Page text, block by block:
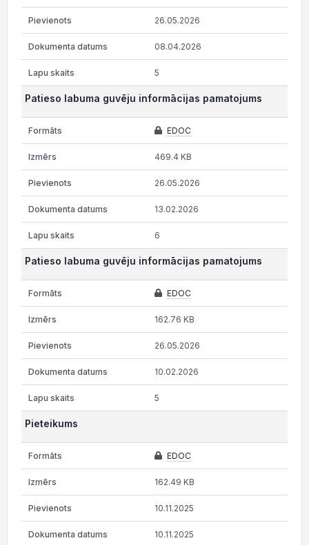
26.05.2026
08.04.2026
5
Patieso labuma guvēju informācijas pamatojums
EDOC
469.4 KB
26.05.2026
13.02.2026
6
Patieso labuma guvēju informācijas pamatojums
EDOC
162.76 KB
26.05.2026
10.02.2026
5
Pieteikums
EDOC
162.49 KB
10.11.2025
10.11.2025